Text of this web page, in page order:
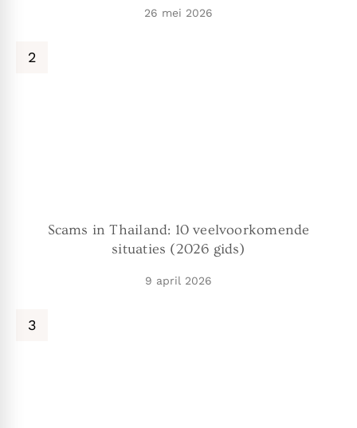
26 mei 2026
Scams in Thailand: 10 veelvoorkomende
situaties (2026 gids)
9 april 2026